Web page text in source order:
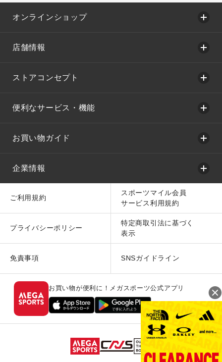
オンラインショップ
店舗情報
ストアコンセプト
便利なサービス・機能
お買い物ガイド
企業情報
ご利用規約
スポーツマイル会員
サービス利用規約
プライバシーポリシー
特定商取引法に基づく
表示
免責事項 SNSガイドライン
お買い物が便利に！メガスポーツ公式アプリ